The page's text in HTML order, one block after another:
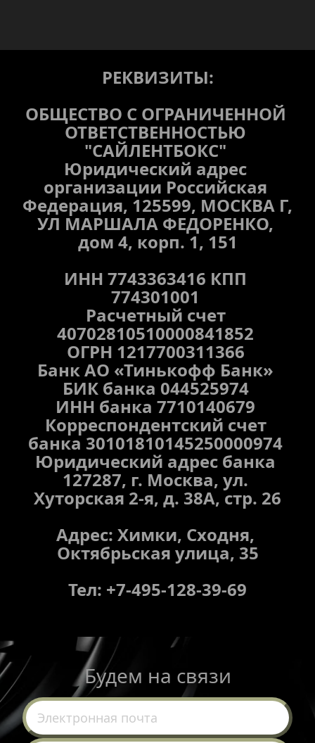
РЕКВИЗИТЫ:
ОБЩЕСТВО C ОГРАНИЧЕННОЙ
ОТВЕТСТВЕННОСТЬЮ
"САЙЛЕНТБОКС"
Юридический адрес
организации Российская
Федерация, 125599, МОСКВА Г,
УЛ МАРШАЛА ФЕДОРЕНКО,
дом 4, корп. 1, 151
ИНН 7743363416 КПП
774301001
Расчетный счет
40702810510000841852
ОГРН 1217700311366
Банк АО «Тинькофф Банк»
БИК банка 044525974
ИНН банка 7710140679
Корреспондентский счет
банка 30101810145250000974
Юридический адрес банка
127287, г. Москва, ул.
Хуторская 2-я, д. 38А, стр. 26
Адрес: Химки, Сходня,
Октябрьская улица, 35
Тел: +7-495-128-39-69
Будем на связи